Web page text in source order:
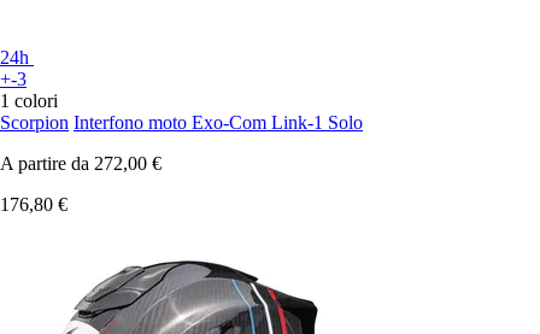
24h
+-3
1 colori
Scorpion Interfono moto Exo-Com Link-1 Solo
A partire da 272,00 €
176,80 €